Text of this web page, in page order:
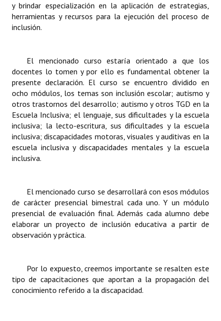
Periodistas Decanos - Registro
Ciudadano Ilustre - Registro
Huéspedes de Honor - Registro
Antiguos Pobladores - Registro
Reconocimientos - Registro
Bariloche, Municipio intercultural
Entrega de distinciones
y brindar especialización en la aplicación de estrategias,
herramientas y recursos para la ejecución del proceso de
inclusión.
El mencionado curso estaría orientado a que los
docentes lo tomen y por ello es fundamental obtener la
presente declaración. El curso se encuentro dividido en
ocho módulos, los temas son inclusión escolar; autismo y
otros trastornos del desarrollo; autismo y otros TGD en la
Escuela Inclusiva; el lenguaje, sus dificultades y la escuela
inclusiva; la lecto-escritura, sus dificultades y la escuela
inclusiva; discapacidades motoras, visuales y auditivas en la
escuela inclusiva y discapacidades mentales y la escuela
inclusiva.
El mencionado curso se desarrollará con esos módulos
de carácter presencial bimestral cada uno. Y un módulo
presencial de evaluación final. Además cada alumno debe
elaborar un proyecto de inclusión educativa a partir de
observación y práctica.
Por lo expuesto, creemos importante se resalten este
tipo de capacitaciones que aportan a la propagación del
conocimiento referido a la discapacidad.